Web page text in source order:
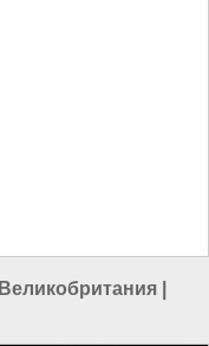
Великобритания